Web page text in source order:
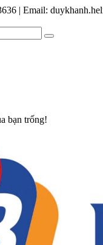
| Email:
bạn trống!